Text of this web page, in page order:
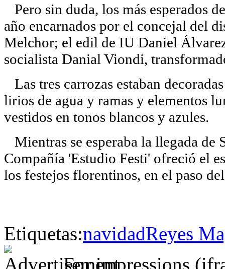
Pero sin duda, los más esperados
año encarnados por el concejal del
Melchor; el edil de IU Daniel
socialista Danial Viondi,
Las tres carrozas estaban
lirios de agua y ramas y elementos
vestidos en tonos blancos y azules.
Mientras se esperaba la llegada de
Compañía 'Estudio Festi' ofreció el
los festejos florentinos, en el paso
Etiquetas:navidadReyes
For impressions